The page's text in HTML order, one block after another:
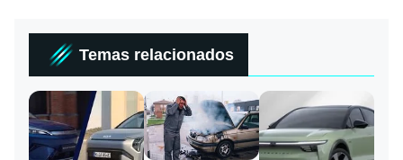
Temas relacionados